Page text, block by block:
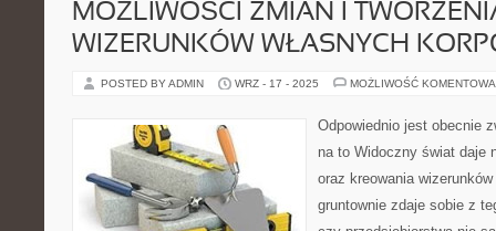
MOŻLIWOŚCI ZMIAN I
WIZERUNKÓW WŁASNYCH
POSTED BY ADMIN WRZ - 17 - 2025 MOŻLIWOŚĆ
Odpowiednio jest obecnie
na to Widoczny świat daje
oraz kreowania
gruntownie zdaje sobie z